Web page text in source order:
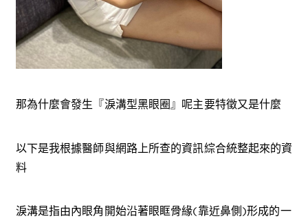
那為什麼會發生『淚溝型黑眼圈』呢主要特徵又是什麼
以下是我根據醫師與網路上所查的資訊綜合統整起來的資
料
淚溝是指由內眼角開始沿著眼眶骨緣(靠近鼻側)形成的一